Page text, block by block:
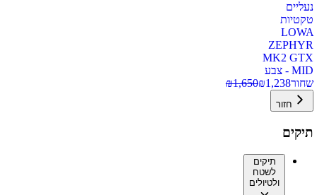
נעליים
טקטיות
LOWA
ZEPHYR
MK2 GTX
MID - צבע
שחור
₪1,238
₪1,650
חזור
תיקים
תיקים
לשטח
ולטיולים